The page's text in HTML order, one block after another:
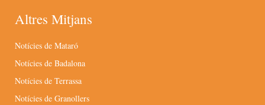
Altres Mitjans
Notícies de Mataró
Notícies de Badalona
Notícies de Terrassa
Notícies de Granollers